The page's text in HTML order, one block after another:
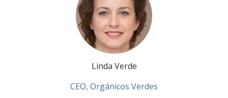
Linda Verde
CEO, Orgánicos Verdes